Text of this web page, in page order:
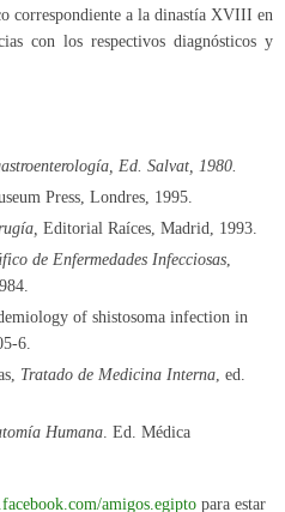
correspondiente a la dinastía XVIII en
con los respectivos diagnósticos y
Ed. Salvat, 1980.
Press, Londres, 1995.
Editorial Raíces, Madrid, 1993.
de Enfermedades Infecciosas,
of shistosoma infection in
6.
Tratado de Medicina Interna, ed.
Humana. Ed. Médica
amigos.egipto para estar